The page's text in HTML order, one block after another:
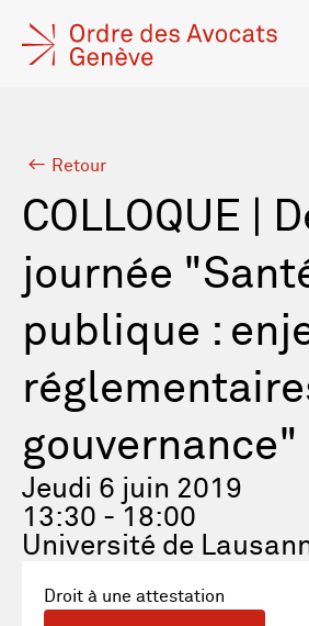
Retour
COLLOQUE |
journée
publique :
gouvernance"
Jeudi 6 juin 2019
13:30 - 18:00
Université de
Droit à une attestation